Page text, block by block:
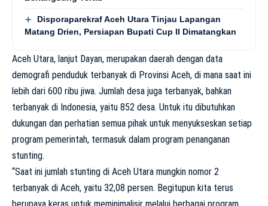
Disporaparekraf Aceh Utara Tinjau Lapangan
Matang Drien, Persiapan Bupati Cup II Dimatangkan
Aceh Utara, lanjut Dayan, merupakan daerah dengan data
demografi penduduk terbanyak di Provinsi Aceh, di mana saat ini
lebih dari 600 ribu jiwa. Jumlah desa juga terbanyak, bahkan
terbanyak di Indonesia, yaitu 852 desa. Untuk itu dibutuhkan
dukungan dan perhatian semua pihak untuk menyukseskan setiap
program pemerintah, termasuk dalam program penanganan
stunting.
“Saat ini jumlah stunting di Aceh Utara mungkin nomor 2
terbanyak di Aceh, yaitu 32,08 persen. Begitupun kita terus